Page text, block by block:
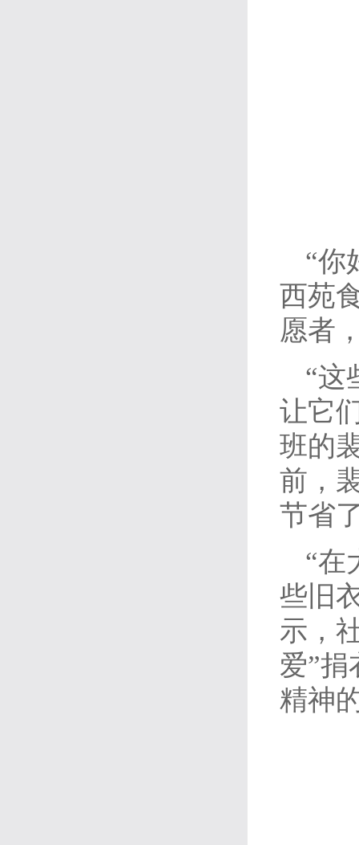
“你
西苑
愿者
“这
让它
班的
前，
节省
“在
些旧
示，
爱”
精神